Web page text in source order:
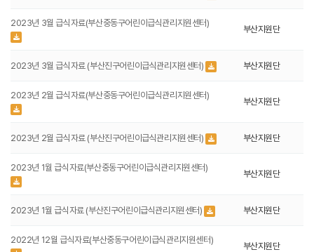
2023년 3월 급식자료(부산중동구어린이급식관리지원센터)
부산지원단
2023년 3월 급식자료 (부산진구어린이급식관리지원센터) 부산지원단
2023년 2월 급식자료(부산중동구어린이급식관리지원센터)
부산지원단
2023년 2월 급식자료 (부산진구어린이급식관리지원센터) 부산지원단
2023년 1월 급식자료(부산중동구어린이급식관리지원센터)
부산지원단
2023년 1월 급식자료 (부산진구어린이급식관리지원센터) 부산지원단
2022년 12월 급식자료(부산중동구어린이급식관리지원센터)
부산지원단